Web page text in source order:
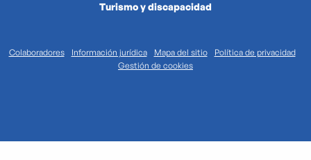
Turismo y discapacidad
Colaboradores Información jurídica Mapa del sitio
Política de privacidad
Gestión de cookies